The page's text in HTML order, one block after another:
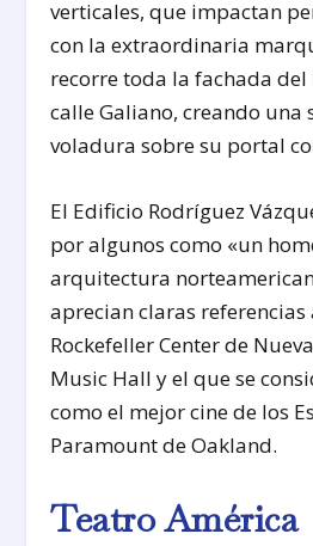
verticales, que impactan
con la extraordinaria
recorre toda la fachada
calle Galiano, creando una
voladura sobre su portal
El Edificio Rodríguez
por algunos como «un
arquitectura
aprecian claras referencias
Rockefeller Center de
Music Hall y el que se
como el mejor cine de los
Paramount de Oakland.
Teatro América